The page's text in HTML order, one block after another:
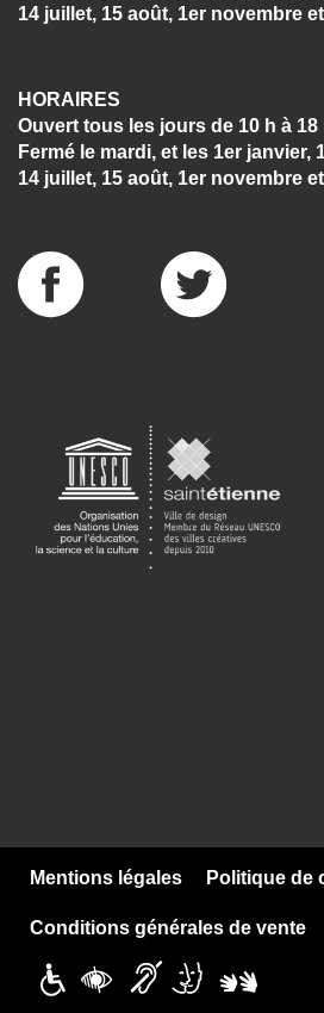
14 juillet, 15 août, 1er novembre
HORAIRES
Ouvert tous les jours de 10 h à 18
Fermé le mardi, et les 1er janvier,
14 juillet, 15 août, 1er novembre
Mentions légales Politique de
Conditions générales de vente